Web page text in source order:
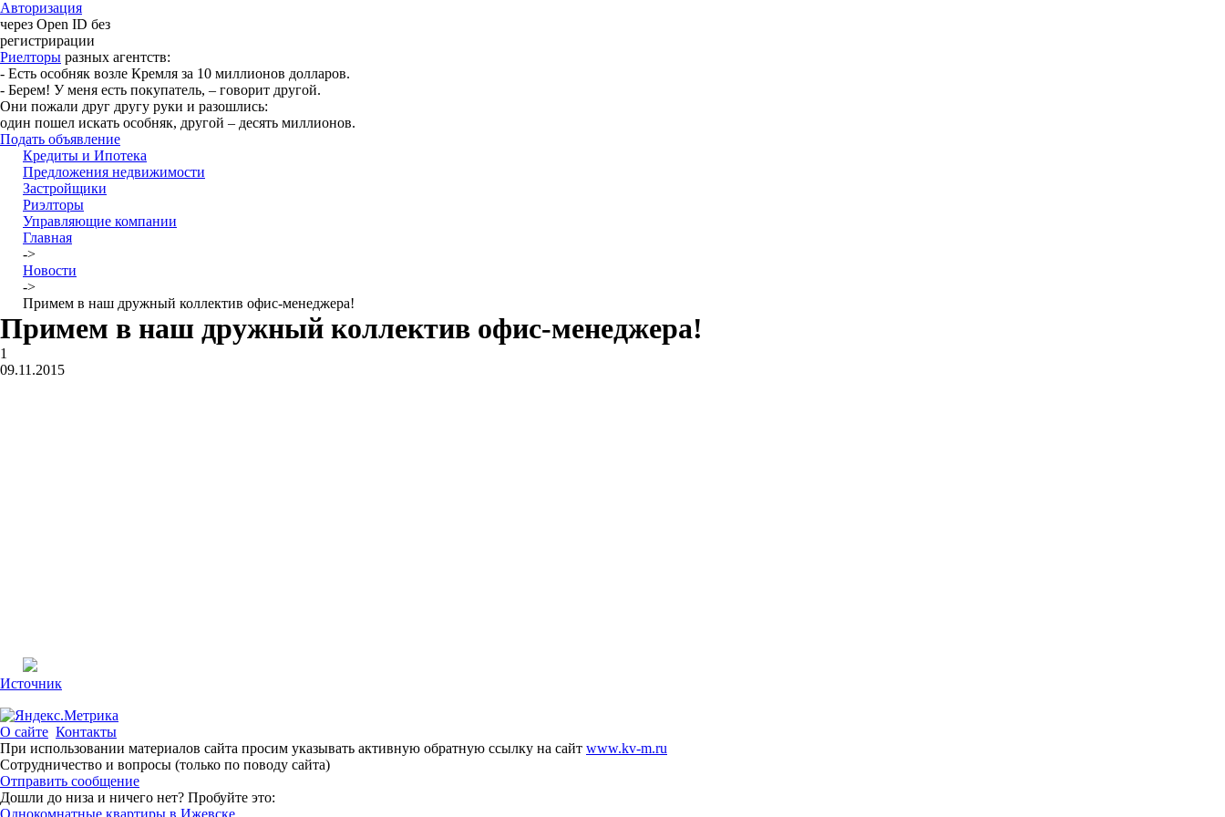
Авторизация
через Open ID без
регистрирации
Риелторы разных агентств:
- Есть особняк возле Кремля за 10 миллионов долларов.
- Берем! У меня есть покупатель, – говорит другой.
Они пожали друг другу руки и разошлись:
один пошел искать особняк, другой – десять миллионов.
Подать объявление
Кредиты и Ипотека
Предложения недвижимости
Застройщики
Риэлторы
Управляющие компании
Главная
->
Новости
->
Примем в наш дружный коллектив офис-менеджера!
Примем в наш дружный коллектив офис-менеджера!
1
09.11.2015
Источник
О сайте Контакты
При использовании материалов сайта просим указывать активную обратную ссылку на сайт www.kv-m.ru
Сотрудничество и вопросы (только по поводу сайта)
Отправить сообщение
Дошли до низа и ничего нет? Пробуйте это:
Однокомнатные квартиры в Ижевске